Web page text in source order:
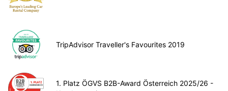
TripAdvisor Traveller's Favourites 2019
1. Platz ÖGVS B2B-Award Österreich 2025/26 -